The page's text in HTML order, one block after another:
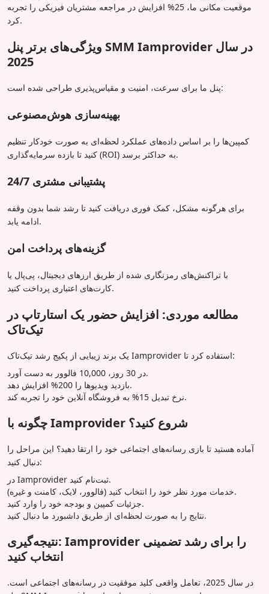
موقعیت مکانی ما، 25% افزایش در مراجعه مشتریان فیزیکی را تجربه
کرد.
ویژگی‌های برتر پنل SMM Iamprovider در سال
2025
پنل ما برای سرعت، امنیت و مقیاس‌پذیری طراحی شده است:
بهینه‌سازی هوش‌مصنوعی
کمپین‌ها را بر اساس داده‌های عملکرد لحظه‌ای به صورت خودکار تنظیم
کنید تا بازده سرمایه‌گذاری (ROI) به حداکثر برسد.
پشتیبانی مشتری 24/7
برای هرگونه مشکل، کمک فوری دریافت کنید تا رشد شما بدون وقفه
ادامه یابد.
گزینه‌های پرداخت امن
با تراکنش‌های رمزنگاری شده از طریق ارزهای دیجیتال، پی‌پال یا
کارت‌های اعتباری پرداخت کنید.
مطالعه موردی: افزایش حضور یک استارتاپ در
تیک‌تاک
یک برند زیبایی از پکیج رشد تیک‌تاک Iamprovider استفاده کرد تا:
در 30 روز، 10,000 فالوور به دست آورد.
بازدید ویدیوها را 200% افزایش دهد.
نرخ تبدیل 15% به فروشگاه آنلاین خود را تجربه کند.
چگونه با Iamprovider شروع کنید؟
آماده هستید تا بازی رسانه‌های اجتماعی خود را ارتقا دهید؟ این مراحل را
دنبال کنید:
در Iamprovider ثبت‌نام کنید.
خدمات مورد نظر خود را انتخاب کنید (فالوور، لایک، کامنت و غیره).
جزئیات کمپین و بودجه خود را وارد کنید.
نتایج را به صورت لحظه‌ای از طریق داشبورد ما دنبال کنید.
نتیجه‌گیری: Iamprovider را برای رشد تضمینی
انتخاب کنید
در سال 2025، تعامل واقعی کلید موفقیت در رسانه‌های اجتماعی است.